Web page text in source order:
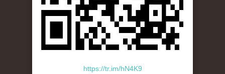
https://tr.im/hN4K9